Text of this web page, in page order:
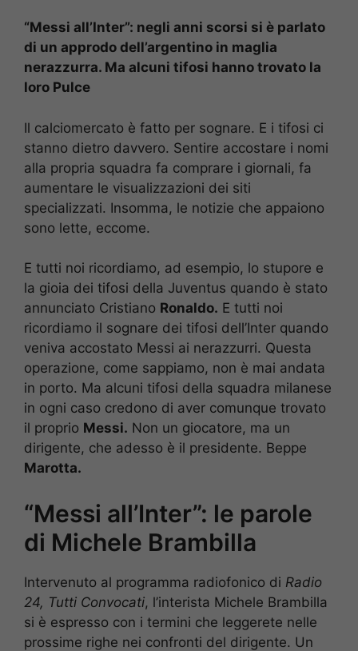
“Messi all’Inter”: negli anni scorsi si è parlato
di un approdo dell’argentino in maglia
nerazzurra. Ma alcuni tifosi hanno trovato la
loro Pulce
Il calciomercato è fatto per sognare. E i tifosi ci
stanno dietro davvero. Sentire accostare i nomi
alla propria squadra fa comprare i giornali, fa
aumentare le visualizzazioni dei siti
specializzati. Insomma, le notizie che appaiono
sono lette, eccome.
E tutti noi ricordiamo, ad esempio, lo stupore e
la gioia dei tifosi della Juventus quando è stato
annunciato Cristiano Ronaldo. E tutti noi
ricordiamo il sognare dei tifosi dell’Inter quando
veniva accostato Messi ai nerazzurri. Questa
operazione, come sappiamo, non è mai andata
in porto. Ma alcuni tifosi della squadra milanese
in ogni caso credono di aver comunque trovato
il proprio Messi. Non un giocatore, ma un
dirigente, che adesso è il presidente. Beppe
Marotta.
“Messi all’Inter”: le parole
di Michele Brambilla
Intervenuto al programma radiofonico di Radio
24, Tutti Convocati, l’interista Michele Brambilla
si è espresso con i termini che leggerete nelle
prossime righe nei confronti del dirigente. Un